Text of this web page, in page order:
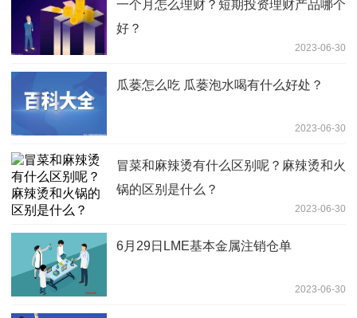
一个月怎么理财？短期投资理财产品哪个
好？
2023-06-30
瓜蒌怎么吃 瓜蒌泡水喝有什么好处？
2023-06-30
冒菜和麻辣烫有什么区别呢？麻辣烫和火
锅的区别是什么？
2023-06-30
6月29日LME基本金属注销仓单
2023-06-30